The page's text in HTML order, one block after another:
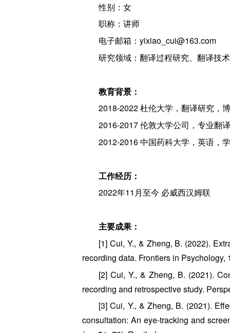
性别：女
职称：讲师
电子邮箱：yixiao_cui@163.com
研究领域：翻译过程研究、翻译技术
教育背景：
2018-2022 杜伦大学，翻译研究，
2016-2017 伦敦大学公司，专业翻
2012-2016 中国药科大学，英语，
工作经历：
2022年11月至今 必威西汉姆联
主要成果：
[1] Cui, Y., & Zheng, B. (2022).
recording data. Frontiers in Psychology,
[2] Cui, Y., & Zheng, B. (2021).
recording and retrospective study.
[3] Cui, Y., & Zheng, B. (2021).
consultation: An eye-tracking and